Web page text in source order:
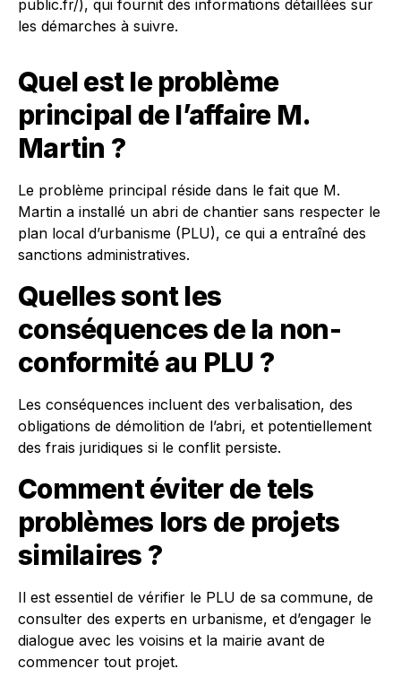
public.fr/), qui fournit des informations détaillées sur
les démarches à suivre.
Quel est le problème
principal de l’affaire M.
Martin ?
Le problème principal réside dans le fait que M.
Martin a installé un abri de chantier sans respecter le
plan local d’urbanisme (PLU), ce qui a entraîné des
sanctions administratives.
Quelles sont les
conséquences de la non-
conformité au PLU ?
Les conséquences incluent des verbalisation, des
obligations de démolition de l’abri, et potentiellement
des frais juridiques si le conflit persiste.
Comment éviter de tels
problèmes lors de projets
similaires ?
Il est essentiel de vérifier le PLU de sa commune, de
consulter des experts en urbanisme, et d’engager le
dialogue avec les voisins et la mairie avant de
commencer tout projet.